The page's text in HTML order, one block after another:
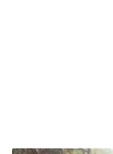
Warga emas